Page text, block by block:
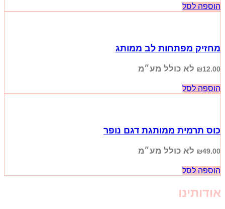
הוספה לסל
מחזיק מפתחות לב ממותג
₪12.00 לא כולל מע״מ
הוספה לסל
כוס תרמית ממותגת דגם נופר
₪49.00 לא כולל מע״מ
הוספה לסל
אודותינו